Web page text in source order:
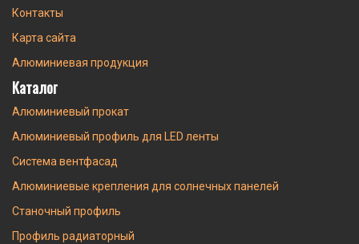
Контакты
Карта сайта
Алюминиевая продукция
Каталог
Алюминиевый прокат
Алюминиевый профиль для LED ленты
Система вентфасад
Алюминиевые крепления для солнечных панелей
Станочный профиль
Профиль радиаторный